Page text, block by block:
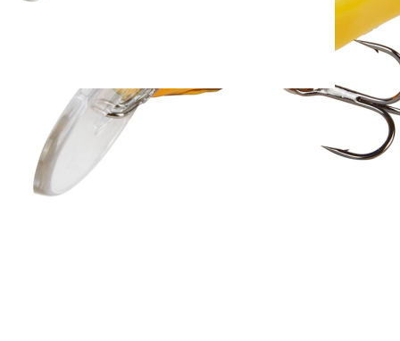
Verfügbare Menge: 165
Sofort lieferbar
Lieferzeit: ca. 3 - 5 Tage
Beschreibung